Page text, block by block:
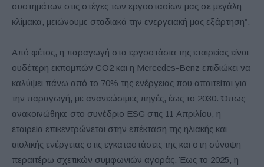
συστημάτων στις στέγες των εργοστασίων μας σε μεγάλη
κλίμακα, μειώνουμε σταδιακά την ενεργειακή μας εξάρτηση”.
Από φέτος, η παραγωγή στα εργοστάσια της εταιρείας είναι
ουδέτερη εκπομπών CO2 και η Mercedes-Benz επιδιώκει να
καλύψει πάνω από το 70% της ενέργειας που απαιτείται για
την παραγωγή, με ανανεώσιμες πηγές, έως το 2030. Όπως
ανακοινώθηκε στο συνέδριο ESG στις 11 Απριλίου, η
εταιρεία επικεντρώνεται στην επέκταση της ηλιακής και
αιολικής ενέργειας στις εγκαταστάσεις της και στη σύναψη
περαιτέρω σχετικών συμφωνιών αγοράς. Έως το 2025, η